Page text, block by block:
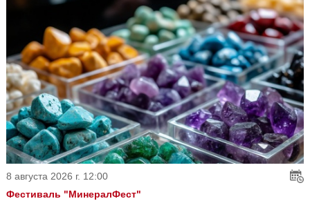
8 августа 2026 г. 12:00
Фестиваль "МинералФест"